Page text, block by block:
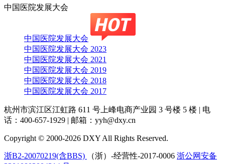
中国医院发展大会
中国医院发展大会
中国医院发展大会 2023
中国医院发展大会 2021
中国医院发展大会 2019
中国医院发展大会 2018
中国医院发展大会 2017
杭州市滨江区江虹路 611 号上峰电商产业园 3 号楼 5 楼 | 电
话：400-657-1929 | 邮箱：yyh@dxy.cn
Copyright © 2000-2026 DXY All Rights Reserved.
浙B2-20070219(含BBS) （浙）-经营性-2017-0006 浙公网安备